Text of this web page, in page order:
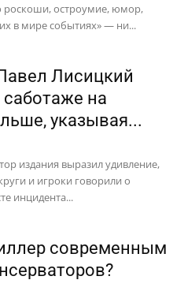
роскоши, остроумие, юмор,
в мире событиях» — ни...
Лисицкий
на
указывая...
издания выразил удивление,
и игроки говорили о
инцидента...
современным